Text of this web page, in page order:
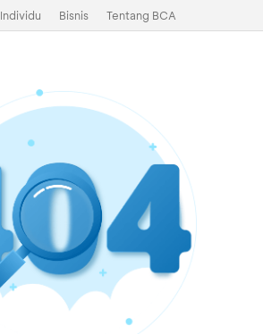
Individu Bisnis Tentang BCA